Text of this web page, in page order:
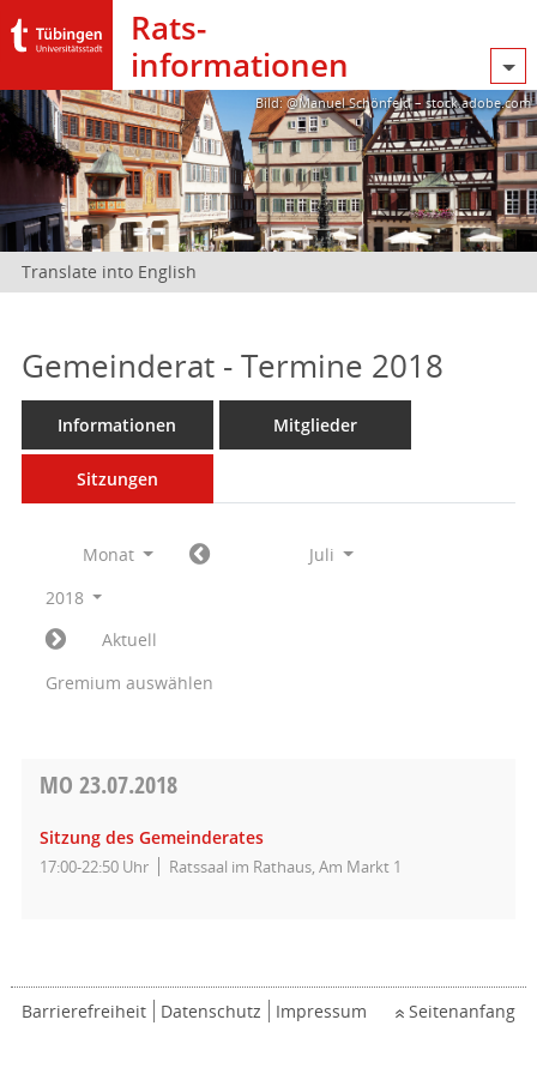
Rats­
informationen
Bild: @Manuel Schönfeld – stock.adobe.com
Translate into English
Gemeinderat - Termine 2018
Informationen Mitglieder
Sitzungen
Monat
Juli
2018
Aktuell
Gremium auswählen
MO 23.07.2018
Sitzung des Gemeinderates
17:00-22:50 Uhr Ratssaal im Rathaus, Am Markt 1
Barrierefreiheit Datenschutz Impressum Seitenanfang